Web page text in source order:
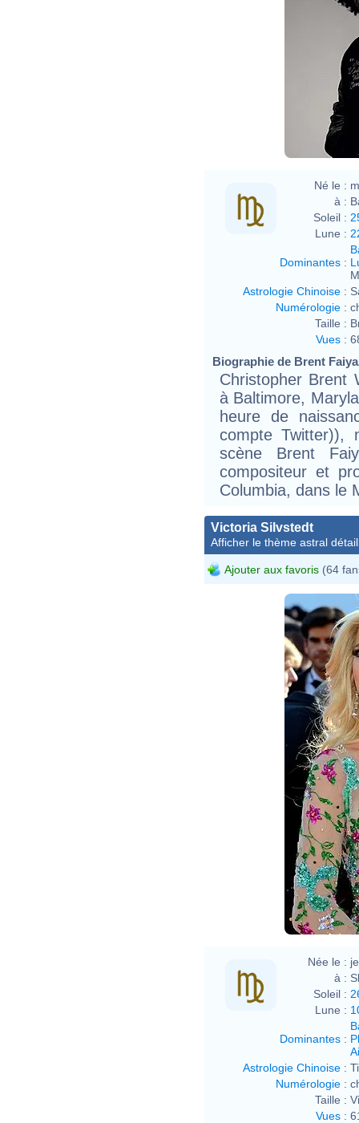
Né le :
à :
Soleil :
Lune :
Dominantes :
Astrologie Chinoise :
Numérologie :
Taille :
Vues :
Biographie de Brent
Christopher Brent
à Baltimore,
heure de
compte Twitter)),
scène Brent
compositeur et
Columbia, dans le
Victoria Silvstedt
Afficher le thème astral
Ajouter aux favoris (64
Née le :
à :
Soleil :
Lune :
Dominantes :
Astrologie Chinoise :
Numérologie :
Taille :
Vues :